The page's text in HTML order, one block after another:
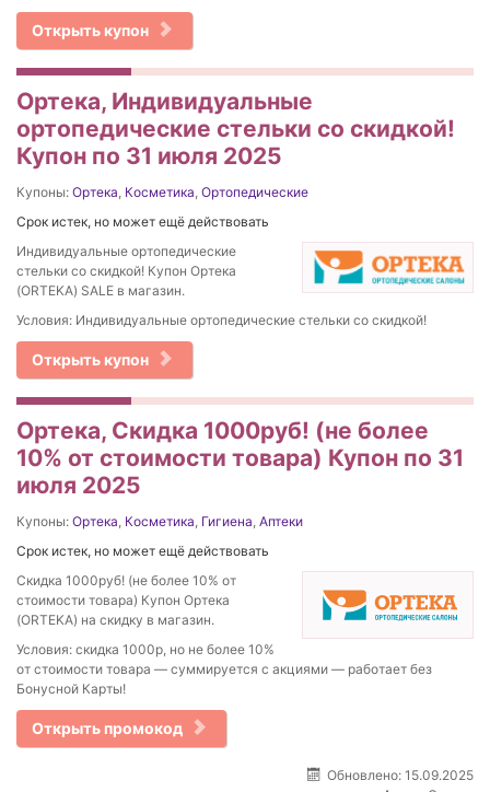
Открыть купон
Ортека, Индивидуальные
ортопедические стельки со скидкой!
Купон по 31 июля 2025
Купоны: Ортека Косметика Ортопедические
Срок истек, но может ещё действовать
Индивидуальные ортопедические
стельки со скидкой! Купон Ортека
(ORTEKA) SALE в магазин.
Условия: Индивидуальные ортопедические стельки со скидкой!
Открыть купон
Ортека, Скидка 1000руб! (не более
10% от стоимости товара) Купон по 31
июля 2025
Купоны: Ортека Косметика Гигиена Аптеки
Срок истек, но может ещё действовать
Скидка 1000руб! (не более 10% от
стоимости товара) Купон Ортека
(ORTEKA) на скидку в магазин.
Условия: скидка 1000р, но не более 10%
от стоимости товара — суммируется с акциями — работает без
Бонусной Карты!
Открыть промокод
Обновлено: 15.09.2025